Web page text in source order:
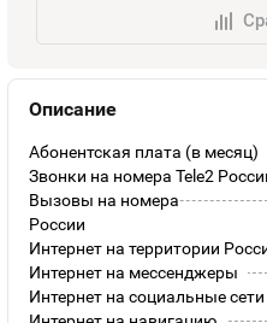
Описание
Абонентская плата (в месяц)
Звонки на номера Tele2
Вызовы на номера
России
Интернет на территории
Интернет на мессенджеры
Интернет на социальные сети